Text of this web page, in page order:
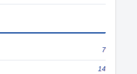
7
14